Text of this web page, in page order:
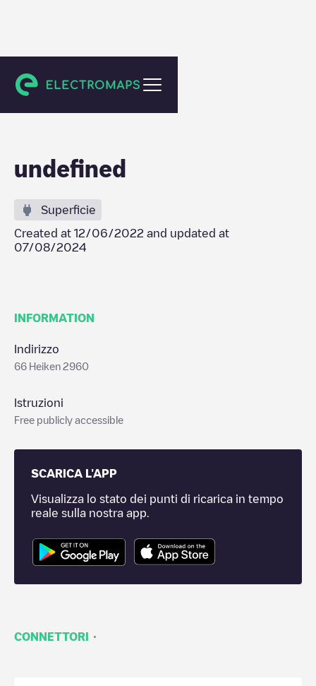
Brecht
undefined
Superficie
Created at 12/06/2022 and updated at
07/08/2024
INFORMATION
Indirizzo
66 Heiken 2960
Istruzioni
Free publicly accessible
SCARICA L'APP
Visualizza lo stato dei punti di ricarica in tempo
reale sulla nostra app.
CONNETTORI ·